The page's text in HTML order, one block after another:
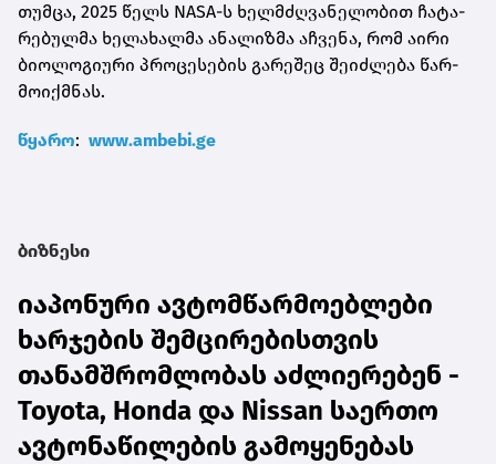
თუმ­ცა, 2025 წელს NASA-ს ხელ­მძღვა­ნე­ლო­ბით ჩა­ტა­
რე­ბულ­მა ხე­ლა­ხალ­მა ანა­ლიზ­მა აჩ­ვე­ნა, რომ აირი
ბი­ო­ლო­გი­უ­რი პრო­ცე­სე­ბის გა­რე­შეც შე­იძ­ლე­ბა წარ­
მო­იქ­მნას.
წყა­რო: www.ambebi.ge
ბიზნესი
იაპონური ავტომწარმოებლები
ხარჯების შემცირებისთვის
თანამშრომლობას აძლიერებენ -
Toyota, Honda და Nissan საერთო
ავტონაწილების გამოყენებას